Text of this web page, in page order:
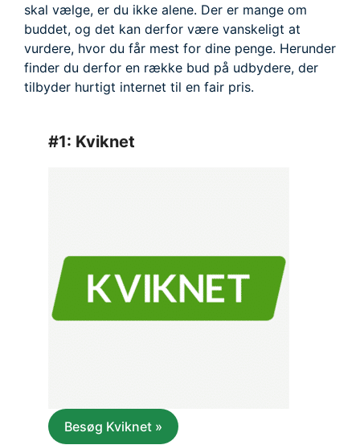
skal vælge, er du ikke alene. Der er mange om
buddet, og det kan derfor være vanskeligt at
vurdere, hvor du får mest for dine penge. Herunder
finder du derfor en række bud på udbydere, der
tilbyder hurtigt internet til en fair pris.
#1: Kviknet
Besøg Kviknet »